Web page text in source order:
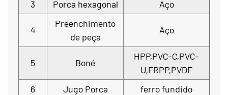
3 Porca hexagonal Aço
4
Preenchimento
de peça
Aço
5 Boné
HPP,PVC-C,PVC-
U,FRPP,PVDF
6
Jugo Porca ferro fundido